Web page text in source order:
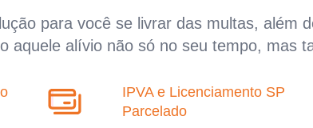
para você se livrar das multas, além
aquele alívio não só no seu tempo, mas
IPVA e Licenciamento SP
Parcelado